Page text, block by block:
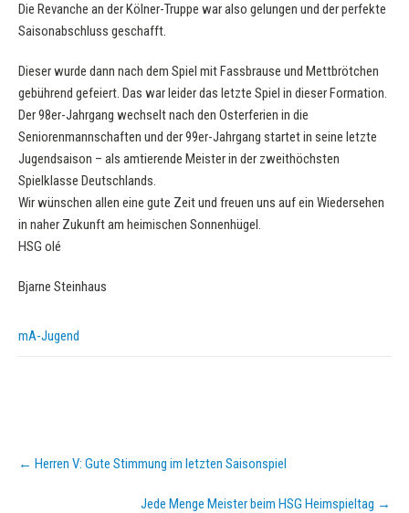
Die Revanche an der Kölner-Truppe war also gelungen und der perfekte
Saisonabschluss geschafft.
Dieser wurde dann nach dem Spiel mit Fassbrause und Mettbrötchen
gebührend gefeiert. Das war leider das letzte Spiel in dieser Formation.
Der 98er-Jahrgang wechselt nach den Osterferien in die
Seniorenmannschaften und der 99er-Jahrgang startet in seine letzte
Jugendsaison – als amtierende Meister in der zweithöchsten
Spielklasse Deutschlands.
Wir wünschen allen eine gute Zeit und freuen uns auf ein Wiedersehen
in naher Zukunft am heimischen Sonnenhügel.
HSG olé
Bjarne Steinhaus
mA-Jugend
Post
navigation
← Herren V: Gute Stimmung im letzten Saisonspiel
Jede Menge Meister beim HSG Heimspieltag →